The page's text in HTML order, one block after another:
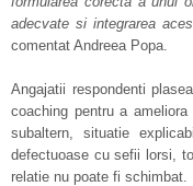
adecvate si integrarea
comentat Andreea Popa.
Angajatii respondenti
coaching pentru a
subaltern, situatie
defectuoase cu sefii lorsi,
relatie nu poate fi schimbat.